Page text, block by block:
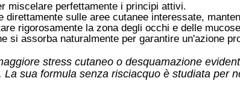
miscelare perfettamente i principi attivi.
sulle aree cutanee interessate,
rigorosamente la zona degli occhi e delle mucose
si assorba naturalmente per garantire un'azione
stress cutaneo o desquamazione
sua formula senza risciacquo è studiata per